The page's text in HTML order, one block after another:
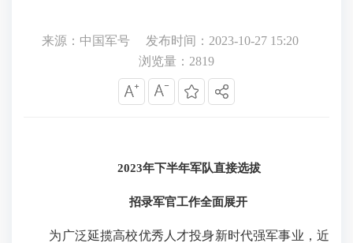
来源：中国军号
发布时间：2023-10-27 15:20
浏览量： 2819
2023年下半年军队直接选拔
招录军官工作全面展开
为广泛延揽高校优秀人才投身新时代强军事业，近